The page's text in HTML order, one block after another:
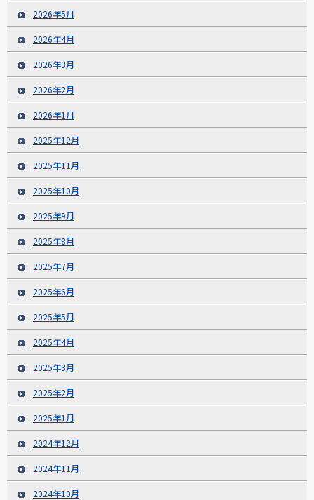
2026年5月
2026年4月
2026年3月
2026年2月
2026年1月
2025年12月
2025年11月
2025年10月
2025年9月
2025年8月
2025年7月
2025年6月
2025年5月
2025年4月
2025年3月
2025年2月
2025年1月
2024年12月
2024年11月
2024年10月